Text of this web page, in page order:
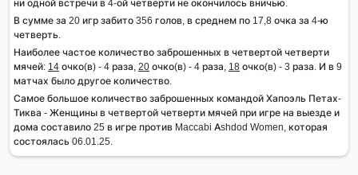
ни одной встречи в 4-ой четверти не окончилось вничью.
В сумме за 20 игр забито 356 голов, в среднем по 17,8 очка за 4-ю
четверть.
Наиболее частое количество заброшенных в четвертой четверти
мячей: 14 очко(в) - 4 раза, 20 очко(в) - 4 раза, 18 очко(в) - 3 раза. И в 9
матчах было другое количество.
Самое большое количество заброшенных командой Хапоэль Петах-
Тиква - Женщины в четвертой четверти мячей при игре на выезде и
дома составило 25 в игре против Maccabi Ashdod Women, которая
состоялась 06.01.25.